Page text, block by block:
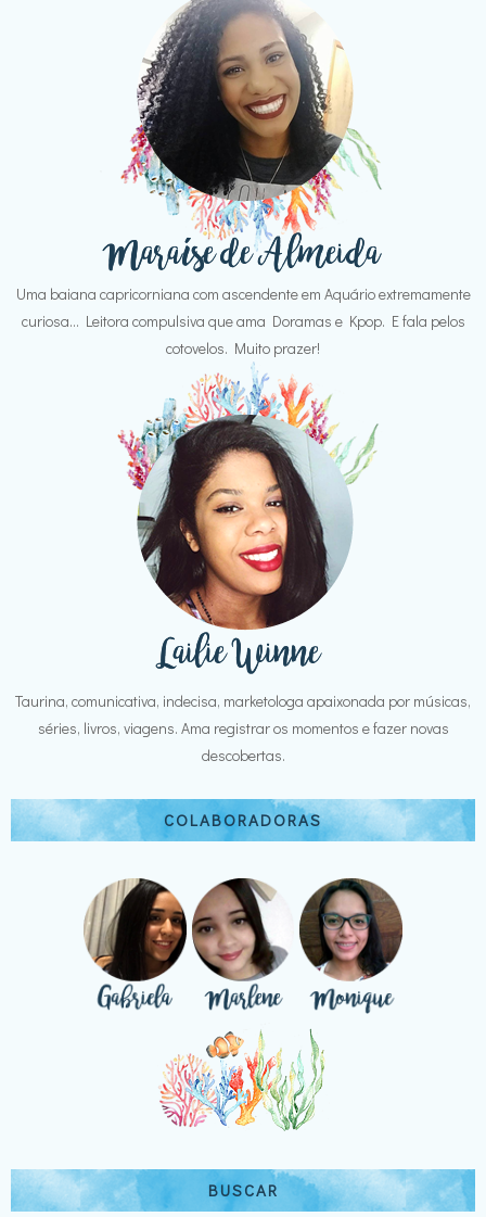
Uma baiana capricorniana com ascendente em Aquário extremamente
curiosa... Leitora compulsiva que ama Doramas e Kpop. E fala pelos
cotovelos. Muito prazer!
Taurina, comunicativa, indecisa, marketologa apaixonada por músicas,
séries, livros, viagens. Ama registrar os momentos e fazer novas
descobertas.
COLABORADORAS
BUSCAR